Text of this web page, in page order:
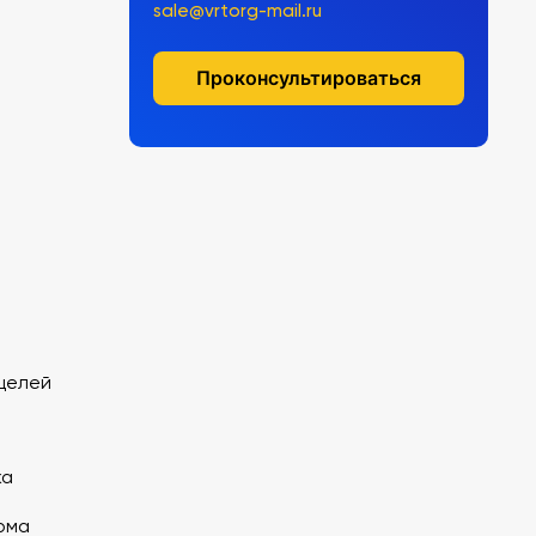
sale@vrtorg-mail.ru
Проконсультироваться